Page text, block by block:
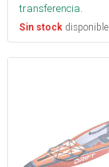
transferencia.
Sin stock disponible